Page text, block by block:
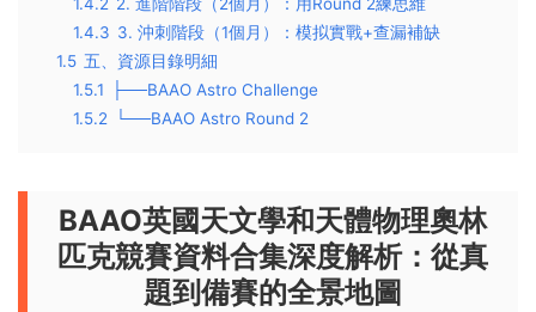
1.4.2 2. 進階階段（2個月）：用Round 2練思維​
1.4.3 3. 沖刺階段（1個月）：模拟實戰+查漏補缺​
1.5 五、資源目錄明細
1.5.1
├──BAAO Astro Challenge
1.5.2
└──BAAO Astro Round 2
BAAO英國天文學和天體物理奧林
匹克競賽資料合集深度解析：從真
題到備賽的全景地圖